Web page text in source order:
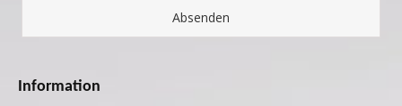
Information